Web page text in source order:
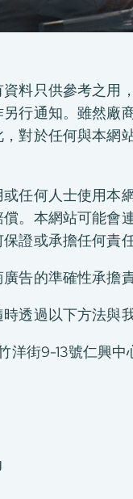
料只供參考之用
行通知。雖然廠
對於任何與本網
任何人士使用本
。本網站可能會
證或承擔任何責
告的準確性承擔
透過以下方法與
洋街9-13號仁興中